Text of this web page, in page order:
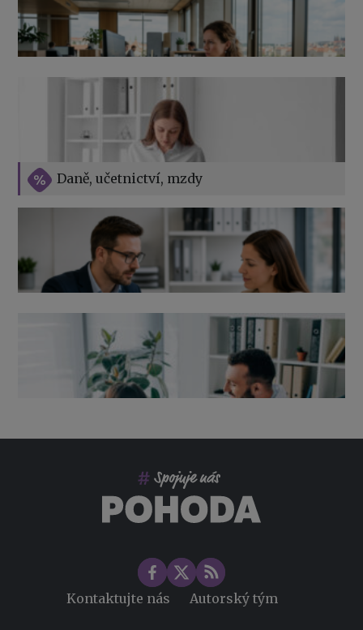
Daně, učetnictví, mzdy
Vše o překážkách v práci na straně zaměstnavatele
Výpověď ze zdravotních důvodů 2026 – průvodce pro
zaměstnavatele
Přehledy pro OSSZ a zdravotní pojišťovny – jak na ně
v roce 2026
Kontaktujte nás Autorský tým